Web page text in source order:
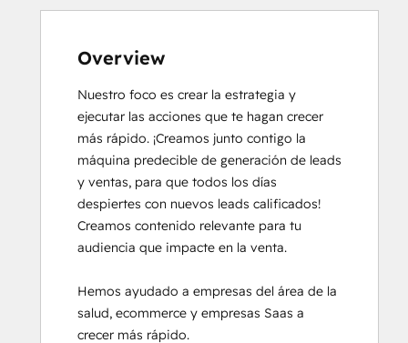
Inbound Sales
Revenue Operations
Overview
Nuestro foco es crear la estrategia y
ejecutar las acciones que te hagan crecer
más rápido. ¡Creamos junto contigo la
máquina predecible de generación de leads
y ventas, para que todos los días
despiertes con nuevos leads calificados!
Creamos contenido relevante para tu
audiencia que impacte en la venta.
Hemos ayudado a empresas del área de la
salud, ecommerce y empresas Saas a
crecer más rápido.